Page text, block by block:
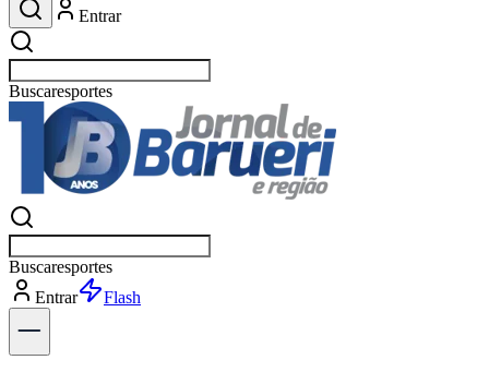
Entrar
Buscarpolítica
Buscarpolítica
Entrar
Explorar